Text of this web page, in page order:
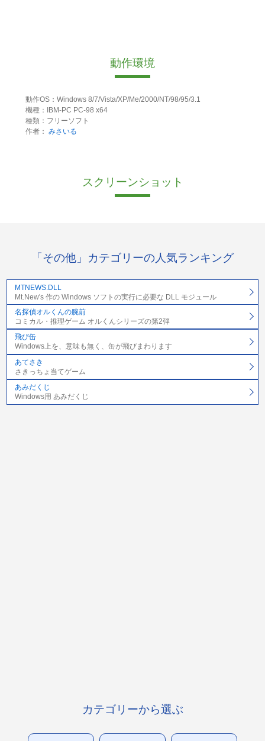
動作環境
動作OS：Windows 8/7/Vista/XP/Me/2000/NT/98/95/3.1
機種：IBM-PC PC-98 x64
種類：フリーソフト
作者： みさいる
スクリーンショット
「その他」カテゴリーの人気ランキング
MTNEWS.DLL
Mt.New's 作の Windows ソフトの実行に必要な DLL モジュール
名探偵オルくんの腕前
コミカル・推理ゲーム オルくんシリーズの第2弾
飛び缶
Windows上を、意味も無く、缶が飛びまわります
あてさき
さきっちょ当てゲーム
あみだくじ
Windows用 あみだくじ
カテゴリーから選ぶ